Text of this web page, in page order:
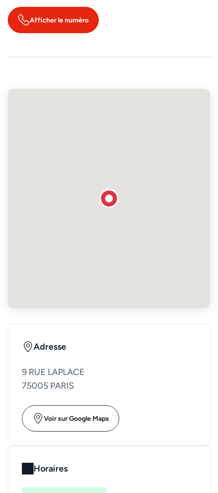
Afficher le numéro
Adresse
9 RUE LAPLACE
75005 PARIS
Voir sur Google Maps
Horaires